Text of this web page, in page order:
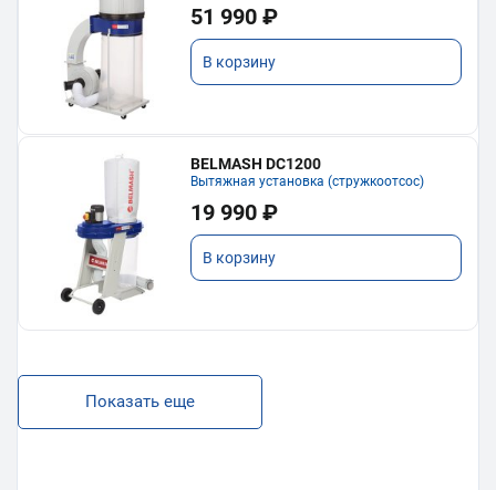
51 990 ₽
В корзину
BELMASH DC1200
Вытяжная установка (стружкоотсос)
19 990 ₽
В корзину
Показать еще